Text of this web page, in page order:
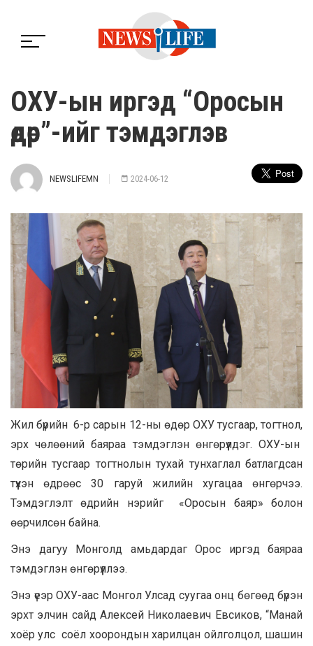
ОХУ-ын иргэд “Оросын
өдөр”-ийг тэмдэглэв
NEWSLIFEMN 2024-06-12
Жил бүрийн 6-р сарын 12-ны өдөр ОХУ тусгаар, тогтнол,
эрх чөлөөний баяраа тэмдэглэн өнгөрүүлдэг. ОХУ-ын
төрийн тусгаар тогтнолын тухай тунхаглал батлагдсан
түүхэн өдрөөс 30 гаруй жилийн хугацаа өнгөрчээ.
Тэмдэглэлт өдрийн нэрийг «Оросын баяр» болон
өөрчилсөн байна.
Энэ дагуу Монголд амьдардаг Орос иргэд баяраа
тэмдэглэн өнгөрүүллээ.
Энэ үеэр ОХУ-аас Монгол Улсад суугаа онц бөгөөд бүрэн
эрхт элчин сайд Алексей Николаевич Евсиков, “Манай
хоёр улс соёл хоорондын харилцан ойлголцол, шашин